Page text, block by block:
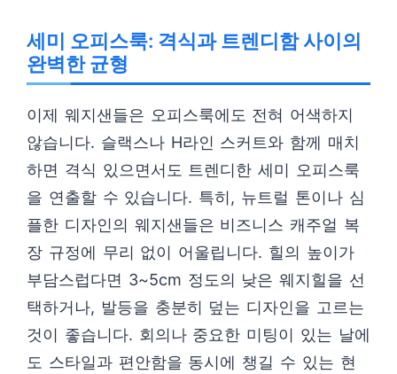
세미 오피스룩: 격식과 트렌디함 사이의
완벽한 균형
이제 웨지샌들은 오피스룩에도 전혀 어색하지
않습니다. 슬랙스나 H라인 스커트와 함께 매치
하면 격식 있으면서도 트렌디한 세미 오피스룩
을 연출할 수 있습니다. 특히, 뉴트럴 톤이나 심
플한 디자인의 웨지샌들은 비즈니스 캐주얼 복
장 규정에 무리 없이 어울립니다. 힐의 높이가
부담스럽다면 3~5cm 정도의 낮은 웨지힐을 선
택하거나, 발등을 충분히 덮는 디자인을 고르는
것이 좋습니다. 회의나 중요한 미팅이 있는 날에
도 스타일과 편안함을 동시에 챙길 수 있는 현